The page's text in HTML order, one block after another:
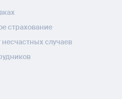
страхование
случаев